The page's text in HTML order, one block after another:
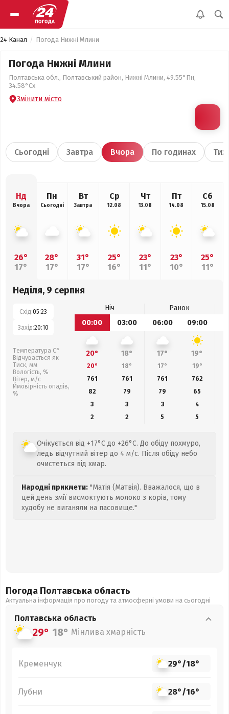
24 Канал Погода Нижні Млини
Погода Нижні Млини
Полтавська обл., Полтавський район, Нижні Млини, 49.55°Пн,
34.58°Сх
Змінити місто
Сьогодні Завтра Вчора По годинах
Нд
Вчора
26°
17°
Пн
Сьогодні
28°
17°
Вт
Завтра
31°
17°
Ср
12.08
25°
16°
Чт
13.08
23°
11°
Пт
14.08
23°
10°
Сб
15.08
25°
11°
Неділя, 9 серпня
Схід:05:23
Захід:20:10
Температура С°
Відчувається як
Тиск, мм
Вологість, %
Вітер, м/с
Ймовірність опадів,
%
Ніч
Ранок
00:00
03:00 06:00 09:00
20° 18° 17° 19°
20° 18° 17° 19°
761
761 761 762
82
79 79 65
3
3 3
4
2
2 5 5
Очікується від +17°C до +26°C. До обіду похмуро,
ледь відчутний вітер до 4 м/с. Після обіду небо
очистеться від хмар.
Народні прикмети: "Матія (Матвія). Вважалося, що в
цей день змії висмоктують молоко з корів, тому
худобу не виганяли на пасовище."
Погода Полтавська область
Актуальна інформація про погоду та атмосферні умови на сьогодні
Полтавська область
29° 18° Мінлива хмарність
Кременчук 29°/18°
Лубни 28°/16°